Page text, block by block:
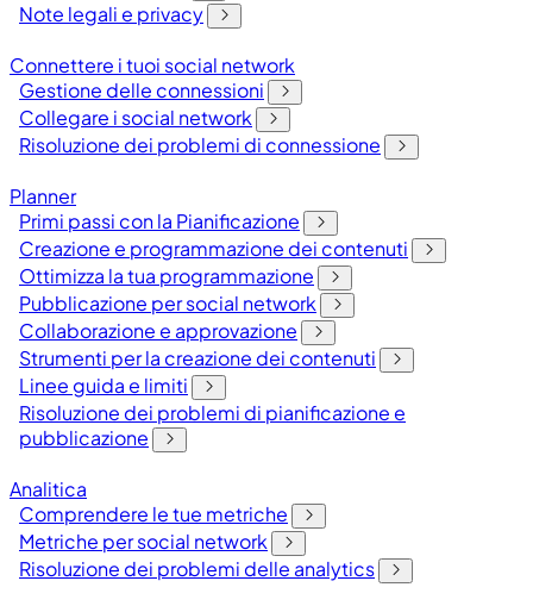
Note legali e privacy
Connettere i tuoi social network
Gestione delle connessioni
Collegare i social network
Risoluzione dei problemi di connessione
Planner
Primi passi con la Pianificazione
Creazione e programmazione dei contenuti
Ottimizza la tua programmazione
Pubblicazione per social network
Collaborazione e approvazione
Strumenti per la creazione dei contenuti
Linee guida e limiti
Risoluzione dei problemi di pianificazione e
pubblicazione
Analitica
Comprendere le tue metriche
Metriche per social network
Risoluzione dei problemi delle analytics